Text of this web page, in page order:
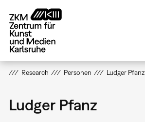
zum
Inhalt
Research Personen Ludger Pfanz
Ludger Pfanz